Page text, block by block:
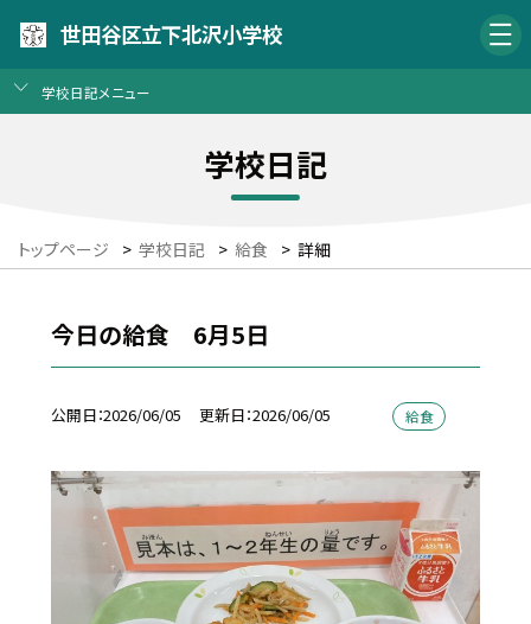
世田谷区立下北沢小学校
学校日記メニュー
学校日記
トップページ > 学校日記 > 給食 > 詳細
今日の給食 6月5日
公開日 2026/06/05 更新日 2026/06/05 給食